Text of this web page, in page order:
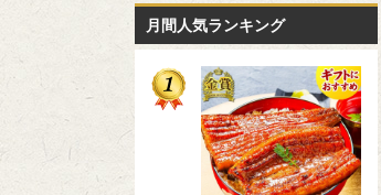
月間人気ランキング